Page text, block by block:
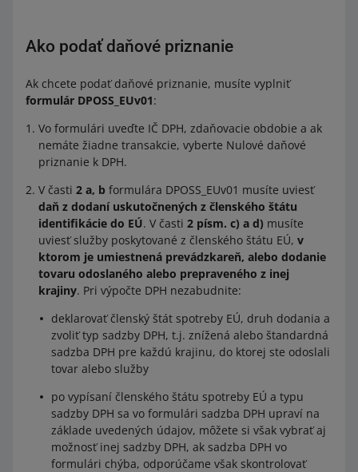
Ako podať daňové priznanie
Ak chcete podať daňové priznanie, musíte vyplniť
formulár DPOSS_EUv01:
Vo formulári uveďte IČ DPH, zdaňovacie obdobie a ak
nemáte žiadne transakcie, vyberte Nulové daňové
priznanie k DPH.
V časti 2 a, b formulára DPOSS_EUv01 musíte uviesť
daň z dodaní uskutočnených z členského štátu
identifikácie do EÚ. V časti 2 písm. c) a d) musíte
uviesť služby poskytované z členského štátu EÚ, v
ktorom je umiestnená prevádzkareň, alebo dodanie
tovaru odoslaného alebo prepraveného z inej
krajiny. Pri výpočte DPH nezabudnite:
deklarovať členský štát spotreby EÚ, druh dodania a
zvoliť typ sadzby DPH, t.j. znížená alebo štandardná
sadzba DPH pre každú krajinu, do ktorej ste odoslali
tovar alebo služby
po vypísaní členského štátu spotreby EÚ a typu
sadzby DPH sa vo formulári sadzba DPH upraví na
základe uvedených údajov, môžete si však vybrať aj
možnosť inej sadzby DPH, ak sadzba DPH vo
formulári chýba, odporúčame však skontrolovať